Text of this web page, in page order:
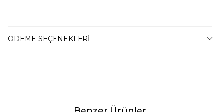
BEDEN TABLOSU
ÖDEME SEÇENEKLERI